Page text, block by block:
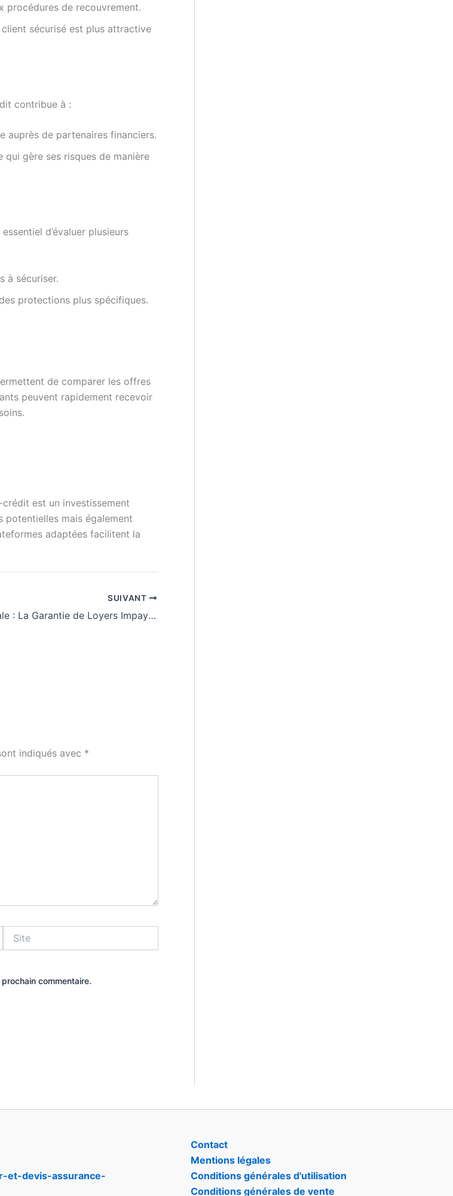
procédures de recouvrement.
sécurisé est plus attractive
contribue à :
auprès de partenaires financiers.
qui gère ses risques de manière
d’évaluer plusieurs
à sécuriser.
protections plus spécifiques.
de comparer les offres
peuvent rapidement recevoir
crédit est un investissement
potentielles mais également
adaptées facilitent la
SUIVANT
Visale : La Garantie de Loyers Impayés qui Révolutionne la Location Immobilière
indiqués avec *
commentaire.
et-devis-assurance-
Contact
Mentions légales
Conditions générales d'utilisation
Conditions générales de vente